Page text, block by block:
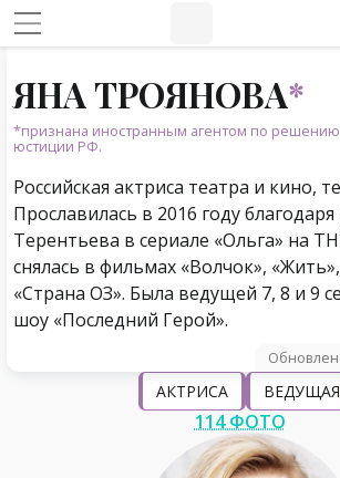
ЯНА ТРОЯНОВА*
Российская актриса театра и кино,
Прославилась в 2016 году
Терентьева в сериале «Ольга» на
снялась в фильмах «Волчок»,
«Страна ОЗ». Была ведущей 7, 8 и 9
шоу «Последний Герой».
*признана иностранным агентом по решению
юстиции РФ.
АКТРИСА ВЕДУЩАЯ
114 ФОТО